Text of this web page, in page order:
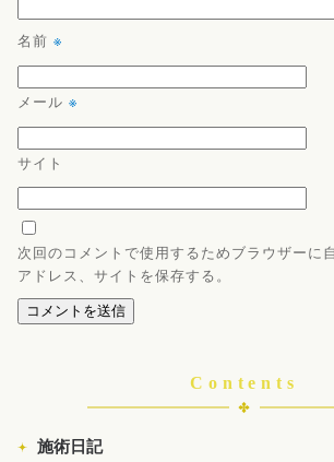
名前 ※
メール ※
サイト
次回のコメントで使用するためブラウザーに
アドレス、サイトを保存する。
Contents
施術日記